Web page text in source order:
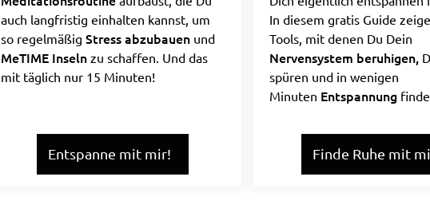
auch langfristig einhalten kannst, um
so regelmäßig Stress abzubauenund
MeTIME Inseln zu schaffen. Und das
mit täglich nur 15 Minuten!
Entspanne mit mir!
In diesem gratis Guide
Tools, mit denen Du Dein
Nervensystem beruhigen,
spüren und in wenigen
Minuten Entspannung
Finde Ruhe mit